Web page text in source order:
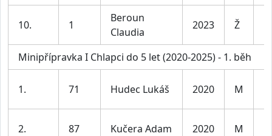
10. 1
Beroun
Claudia
2023 Ž
Minipřípravka I Chlapci do 5 let (2020-2025) - 1. běh
1. 71 Hudec Lukáš 2020 M
2. 87 Kučera Adam 2020 M